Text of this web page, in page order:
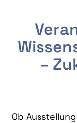
–
Ob